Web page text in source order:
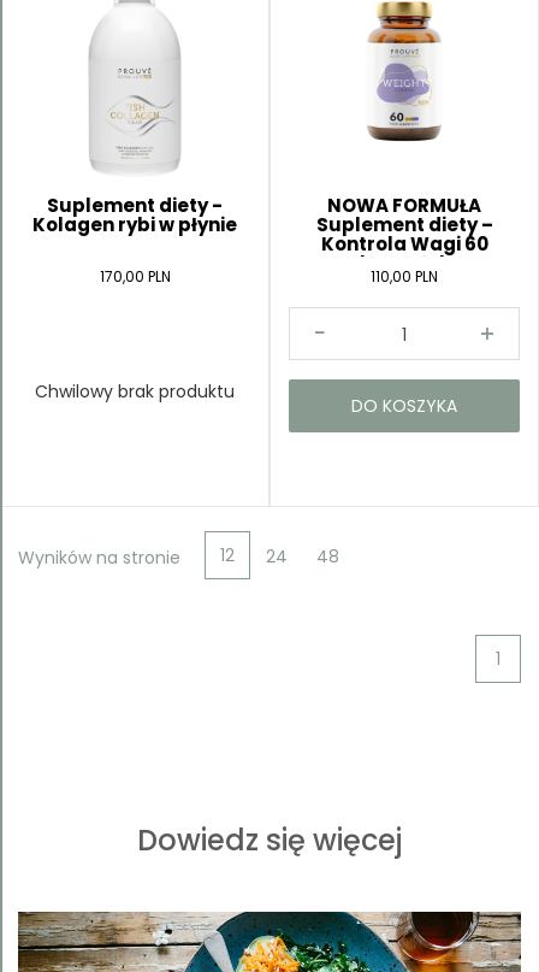
Suplement diety -
Kolagen rybi w płynie
170,00 PLN
Chwilowy brak produktu
NOWA FORMUŁA
Suplement diety –
Kontrola Wagi 60
kapsułek
110,00 PLN
DO KOSZYKA
Wyników na stronie 12 24 48
1
Kategorie
Dowiedz się więcej